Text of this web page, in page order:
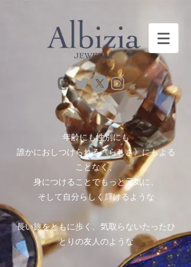
年齢にも性別にも
誰かにおしつけられる《らしさ》にもよる
ことなく、
身につけることでもっと元気に、
そして自分らしく輝けるような
長い旅をともに歩く、気取らないたったひ
とりの友人のような